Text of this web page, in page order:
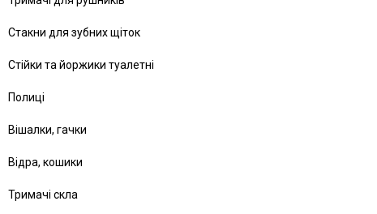
Стакни для зубних щіток
Стійки та йоржики туалетні
Полиці
Вішалки, гачки
Відра, кошики
Тримачі скла